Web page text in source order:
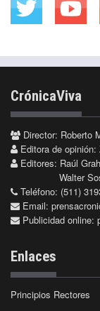
CrónicaViva
Director: Roberto
Editora de opinión:
Editores: Raúl
Walter
Teléfono: (511)
Email:
Publicidad online:
Enlaces
Principios Rectores